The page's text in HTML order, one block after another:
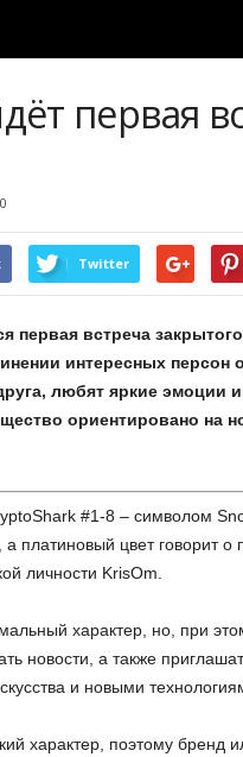
первая
0
Twitter
первая встреча закрытого
интересных персон
любят яркие эмоции
ориентировано на
#1-8 – символом
платиновый цвет говорит
личности KrisOm.
характер, но, при
новости, а также
и новыми
характер, поэтому бренд